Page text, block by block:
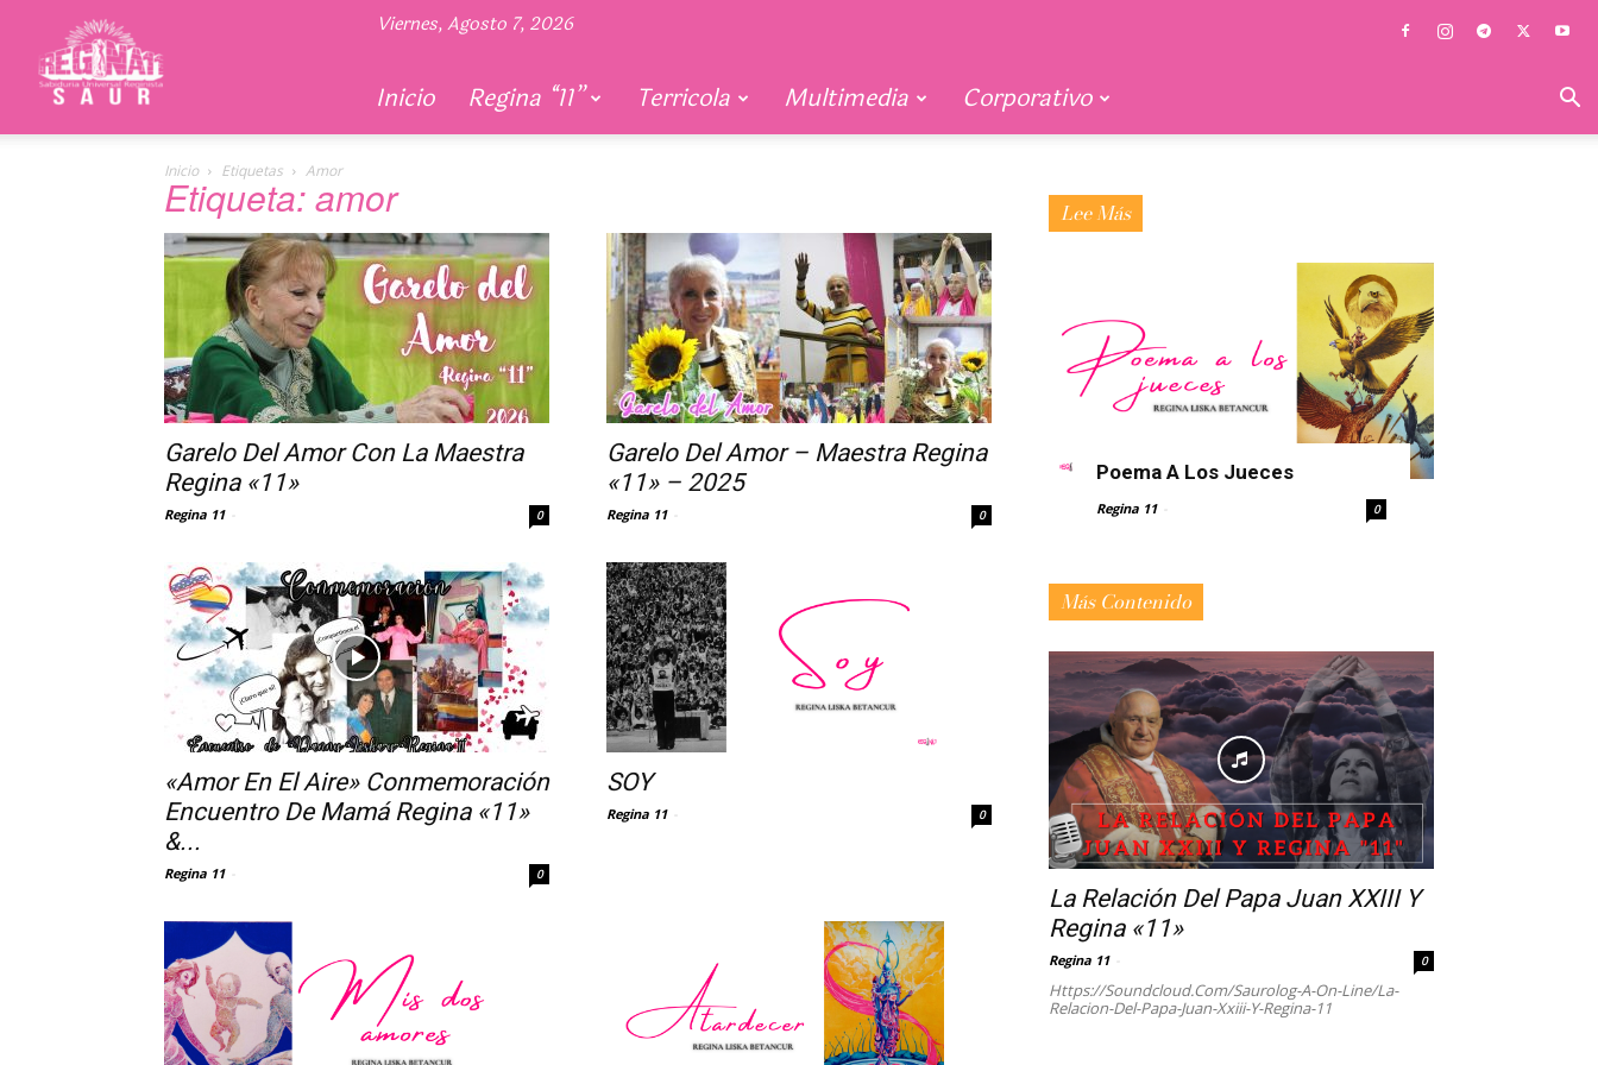
Viernes, Agosto 7, 2026
Inicio Regina “11” Terricola Multimedia Corporativo
Inicio Etiquetas Amor
Etiqueta: amor
Garelo Del Amor Con La Maestra
Regina «11»
Regina 11 0
Garelo Del Amor – Maestra Regina
«11» – 2025
Regina 11 0
«Amor En El Aire» Conmemoración
Encuentro De Mamá Regina «11»
&...
Regina 11 0
SOY
Regina 11 0
Lee Más
Poema A Los Jueces
Regina 11 0
Más Contenido
La Relación Del Papa Juan XXIII Y
Regina «11»
Regina 11 0
Https://soundcloud.com/saurolog-A-On-Line/la-
Relacion-Del-Papa-Juan-Xxiii-Y-Regina-11